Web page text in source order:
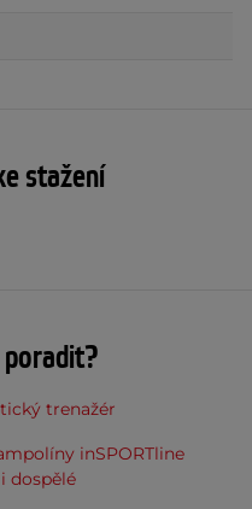
stažení
trenažér
inSPORTline
dospělé